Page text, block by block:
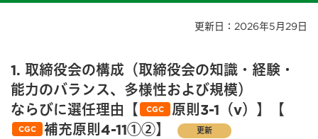
更新日：2026年5⽉29⽇
1. 取締役会の構成（取締役会の知識・経験・
能力のバランス、多様性および規模）
ならびに選任理由【
CGC 原則3-1（v）】【
CGC 補充原則4-11①②】 更新